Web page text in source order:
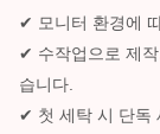
✔ 모니터 환경에
✔ 수작업으로 제
습니다.
✔ 첫 세탁 시 단독